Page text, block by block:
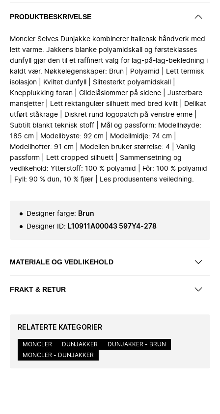
PRODUKTBESKRIVELSE
Moncler Selves Dunjakke kombinerer italiensk håndverk med
lett varme. Jakkens blanke polyamidskall og førsteklasses
dunfyll gjør den til et raffinert valg for lag-på-lag-bekledning i
kaldt vær. Nøkkelegenskaper: Brun | Polyamid | Lett termisk
isolasjon | Kviltet dunfyll | Slitesterkt polyamidskall |
Knepplukking foran | Glidelåslommer på sidene | Justerbare
mansjetter | Lett rektangulær silhuett med bred kvilt | Delikat
utført ståkrage | Diskret rund logopatch på venstre erme |
Subtilt blankt teknisk stoff | Mål og passform: Modellhøyde:
185 cm | Modellbyste: 92 cm | Modellmidje: 74 cm |
Modellhofter: 91 cm | Modellen bruker størrelse: 4 | Vanlig
passform | Lett cropped silhuett | Sammensetning og
vedlikehold: Ytterstoff: 100 % polyamid | Fôr: 100 % polyamid
| Fyll: 90 % dun, 10 % fjær | Les produsentens veiledning.
Designer farge: Brun
Designer ID: L10911A00043 597Y4-278
MATERIALE OG VEDLIKEHOLD
FRAKT & RETUR
RELATERTE KATEGORIER
MONCLER DUNJAKKER
DUNJAKKER - BRUN
MONCLER - DUNJAKKER